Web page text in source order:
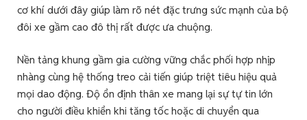
cơ khí dưới đây giúp làm rõ nét đặc trưng sức mạnh của bộ
đôi xe gầm cao đô thị rất được ưa chuộng.
Nền tảng khung gầm gia cường vững chắc phối hợp nhịp
nhàng cùng hệ thống treo cải tiến giúp triệt tiêu hiệu quả
mọi dao động. Độ ổn định thân xe mang lại sự tự tin lớn
cho người điều khiển khi tăng tốc hoặc di chuyển qua